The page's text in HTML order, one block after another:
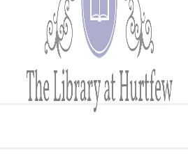
Lectures 2022
6 janvier 2022 0 Comments
Lectures 2021